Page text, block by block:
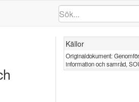
Källor
Originaldokument:
information och samråd,